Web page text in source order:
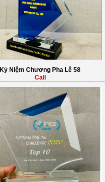
Kỷ Niệm Chương Pha Lê 58
Call